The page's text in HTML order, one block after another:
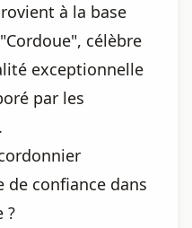
à la base
célèbre
exceptionnelle
par les
confiance dans
?